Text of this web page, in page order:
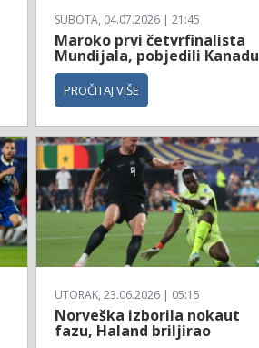
SUBOTA, 04.07.2026 | 21:45
Maroko prvi četvrfinalista
Mundijala, pobjedili Kanadu
PROČITAJ VIŠE
UTORAK, 23.06.2026 | 05:15
Norveška izborila nokaut
fazu, Haland briljirao